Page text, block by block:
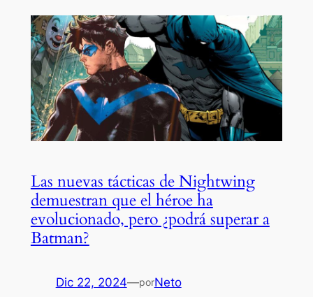
Las nuevas tácticas de Nightwing
demuestran que el héroe ha
evolucionado, pero ¿podrá superar a
Batman?
Dic 22, 2024—porNeto